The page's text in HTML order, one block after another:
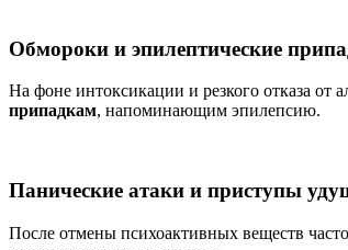
Обмороки и эпилептические
На фоне интоксикации и резкого отказа от
припадкам, напоминающим эпилепсию.
Панические атаки и приступы
После отмены психоактивных веществ